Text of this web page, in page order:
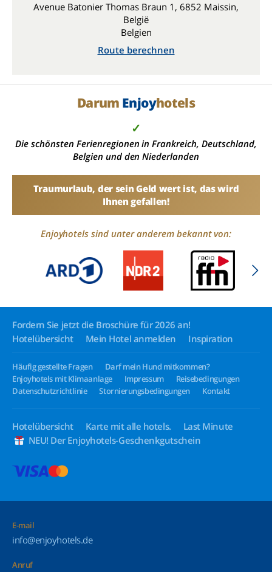
Avenue Batonier Thomas Braun 1, 6852 Maissin,
België
Belgien
Route berechnen
Darum Enjoyhotels
✓
Die schönsten Ferienregionen in Frankreich, Deutschland,
Belgien und den Niederlanden
Traumurlaub, der sein Geld wert ist, das wird
Ihnen gefallen!
Enjoyhotels sind unter anderem bekannt von:
Fordern Sie jetzt die Broschüre für 2026 an!
Hotelübersicht
Mein Hotel anmelden Inspiration
Häufig gestellte Fragen
Darf mein Hund mitkommen?
Enjoyhotels mit Klimaanlage
Impressum
Reisebedingungen
Datenschutzrichtlinie
Stornierungsbedingungen Kontakt
Hotelübersicht Karte mit alle hotels.
Last Minute
NEU! Der Enjoyhotels-Geschenkgutschein
E-mail
info@enjoyhotels.de
Anruf